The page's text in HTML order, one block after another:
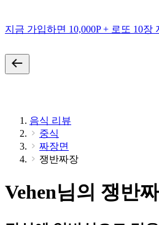
지금 가입하면 10,000P + 로또 10장
음식 리뷰
중식
짜장면
쟁반짜장
Vehen님의 쟁반